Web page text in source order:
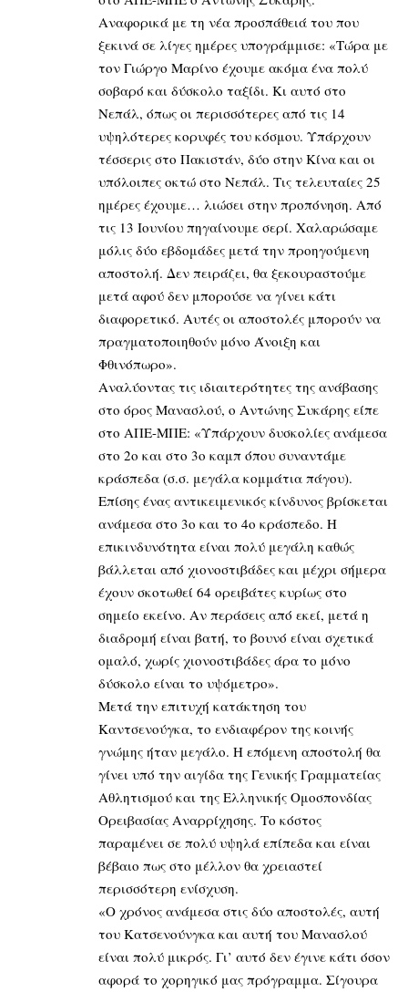
Αναφορικά με τη νέα προσπάθειά του που
ξεκινά σε λίγες ημέρες υπογράμμισε: «Τώρα με
τον Γιώργο Μαρίνο έχουμε ακόμα ένα πολύ
σοβαρό και δύσκολο ταξίδι. Κι αυτό στο
Νεπάλ, όπως οι περισσότερες από τις 14
υψηλότερες κορυφές του κόσμου. Υπάρχουν
τέσσερις στο Πακιστάν, δύο στην Κίνα και οι
υπόλοιπες οκτώ στο Νεπάλ. Τις τελευταίες 25
ημέρες έχουμε… λιώσει στην προπόνηση. Από
τις 13 Ιουνίου πηγαίνουμε σερί. Χαλαρώσαμε
μόλις δύο εβδομάδες μετά την προηγούμενη
αποστολή. Δεν πειράζει, θα ξεκουραστούμε
μετά αφού δεν μπορούσε να γίνει κάτι
διαφορετικό. Αυτές οι αποστολές μπορούν να
πραγματοποιηθούν μόνο Άνοιξη και
Φθινόπωρο».
Αναλύοντας τις ιδιαιτερότητες της ανάβασης
στο όρος Μανασλού, ο Αντώνης Συκάρης είπε
στο ΑΠΕ-ΜΠΕ: «Υπάρχουν δυσκολίες ανάμεσα
στο 2ο και στο 3ο καμπ όπου συναντάμε
κράσπεδα (σ.σ. μεγάλα κομμάτια πάγου).
Επίσης ένας αντικειμενικός κίνδυνος βρίσκεται
ανάμεσα στο 3ο και το 4ο κράσπεδο. Η
επικινδυνότητα είναι πολύ μεγάλη καθώς
βάλλεται από χιονοστιβάδες και μέχρι σήμερα
έχουν σκοτωθεί 64 ορειβάτες κυρίως στο
σημείο εκείνο. Αν περάσεις από εκεί, μετά η
διαδρομή είναι βατή, το βουνό είναι σχετικά
ομαλό, χωρίς χιονοστιβάδες άρα το μόνο
δύσκολο είναι το υψόμετρο».
Μετά την επιτυχή κατάκτηση του
Καντσενούγκα, το ενδιαφέρον της κοινής
γνώμης ήταν μεγάλο. Η επόμενη αποστολή θα
γίνει υπό την αιγίδα της Γενικής Γραμματείας
Αθλητισμού και της Ελληνικής Ομοσπονδίας
Ορειβασίας Αναρρίχησης. Το κόστος
παραμένει σε πολύ υψηλά επίπεδα και είναι
βέβαιο πως στο μέλλον θα χρειαστεί
περισσότερη ενίσχυση.
«Ο χρόνος ανάμεσα στις δύο αποστολές, αυτή
του Κατσενούνγκα και αυτή του Μανασλού
είναι πολύ μικρός. Γι’ αυτό δεν έγινε κάτι όσον
αφορά το χορηγικό μας πρόγραμμα. Σίγουρα